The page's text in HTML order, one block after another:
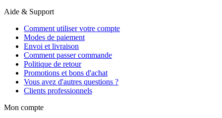
Aide & Support
Comment utiliser votre compte
Modes de paiement
Envoi et livraison
Comment passer commande
Politique de retour
Promotions et bons d'achat
Vous avez d'autres questions ?
Clients professionnels
Mon compte